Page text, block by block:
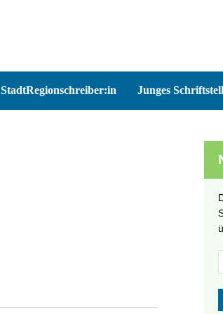
StadtRegionschreiber:in Junges